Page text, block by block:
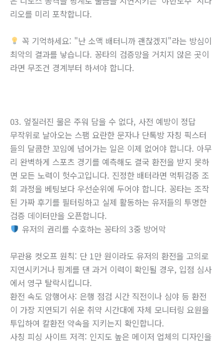
리오를 미리 포착합니다.
꼭 기억하세요: "난 소액 배터니까 괜찮겠지"라는 방심이
최악의 결과를 낳습니다. 꽁타의 검증망을 거치지 않은 곳이
라면 무조건 경계부터 하셔야 합니다.
03. 엎질러진 물은 주워 담을 수 없다, 사전 예방이 정답
무작위로 날아오는 스팸 요란한 문자나 단톡방 자칭 픽스터
들의 달콤한 꼬임에 넘어가는 일은 이제 없어야 합니다. 아무
리 완벽하게 스포츠 경기를 예측해도 결국 환전을 받지 못하
면 모든 노력이 헛수고입니다. 진정한 배터라면 먹튀검증 조
회 과정을 베팅보다 우선순위에 두어야 합니다. 꽁타는 조작
된 가짜 후기를 필터링하고 실제 활동하는 유저들의 투명한
검증 데이터만을 오픈합니다.
유저의 권리를 수호하는 꽁타의 3중 방어막
무관용 컷오프 원칙: 단 1만 원이라도 유저의 환전을 고의로
지연시키거나 핑계를 댄 과거 이력이 확인될 경우, 입점 심사
에서 영구 탈락시킵니다.
환전 속도 암행어사: 은행 점검 시간 직전이나 심야 등 환전
이 가장 지연되기 쉬운 취약 시간대에 자체 모니터링 요원을
투입하여 칼환전 약속을 지키는지 확인합니다.
사칭 피싱 사이트 저격: 인지도 높은 메이저 업체의 디자인을